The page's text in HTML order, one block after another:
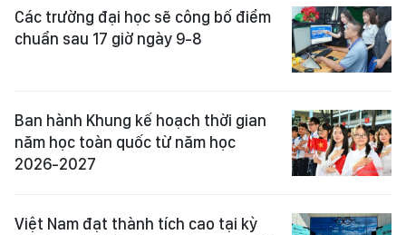
Các trường đại học sẽ công bố điểm
chuẩn sau 17 giờ ngày 9-8
Ban hành Khung kế hoạch thời gian
năm học toàn quốc từ năm học
2026-2027
Việt Nam đạt thành tích cao tại kỳ